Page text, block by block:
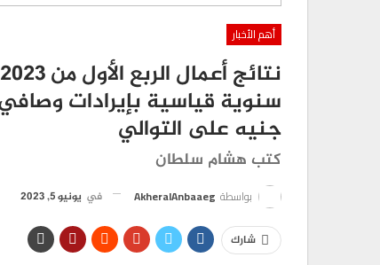
أهم الأخبار
جنيه على التوالي
كتب هشام سلطان
بواسطة AkheralAnbaaeg في يونيو 5, 2023
شارك